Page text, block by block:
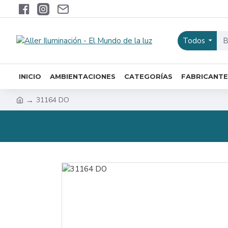
Todos
INICIO AMBIENTACIONES CATEGORÍAS
31164 DO